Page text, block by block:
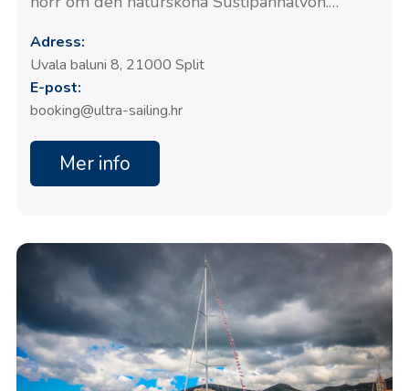
en lång vågbrytare. Den erbjuder totalt 364
sjöplatser och 60 torrplatser på land, alla
utrustade med tillgång till vatten och
elektricitet.
Adress:
Uvala baluni 8, 21000 Split
E-post:
booking@ultra-sailing.hr
Mer info